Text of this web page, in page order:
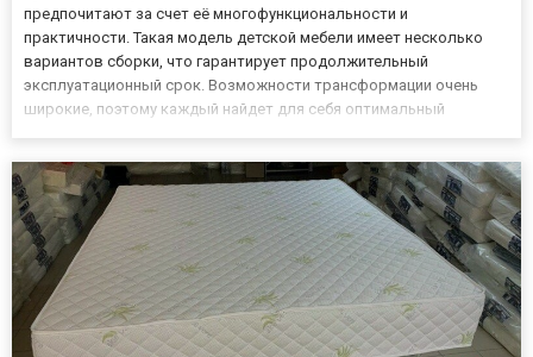
предпочитают за счет её многофункциональности и
практичности. Такая модель детской мебели имеет несколько
вариантов сборки, что гарантирует продолжительный
эксплуатационный срок. Возможности трансформации очень
широкие, поэтому каждый найдет для себя оптимальный
детской мебелью, но и обладает впе...